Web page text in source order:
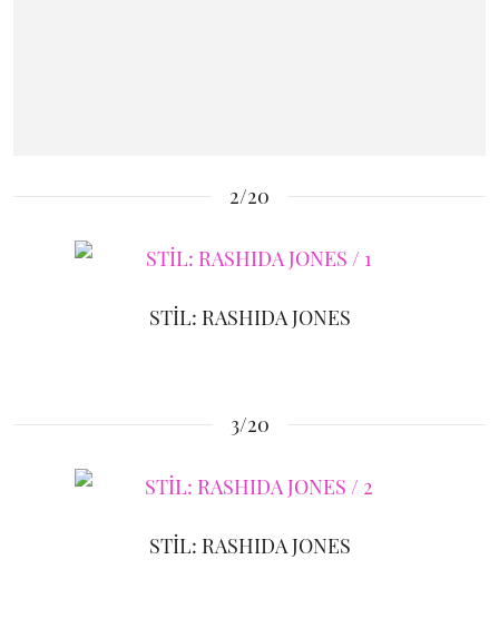
2/20
STİL: RASHIDA JONES
3/20
STİL: RASHIDA JONES